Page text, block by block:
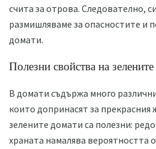
счита за отрова. Следователно,
размишляваме за опасностите и
домати.
Полезни свойства на
В домати съдържа много
които допринасят за прекрасния
зелените домати са полезни:
храната намалява вероятността